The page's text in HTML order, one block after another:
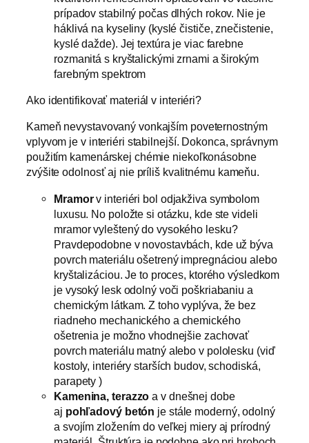
prípadov stabilný počas dlhých rokov. Nie je
háklivá na kyseliny (kyslé čističe, znečistenie,
kyslé dažde). Jej textúra je viac farebne
rozmanitá s kryštalickými zrnami a širokým
farebným spektrom
Ako identifikovať materiál v interiéri?
Kameň nevystavovaný vonkajším poveternostným
vplyvom je v interiéri stabilnejší. Dokonca, správnym
použitím kamenárskej chémie niekoľkonásobne
zvýšite odolnosť aj nie príliš kvalitnému kameňu.
Mramorv interiéri bol odjakživa symbolom
luxusu. No položte si otázku, kde ste videli
mramor vyleštený do vysokého lesku?
Pravdepodobne v novostavbách, kde už býva
povrch materiálu ošetrený impregnáciou alebo
kryštalizáciou. Je to proces, ktorého výsledkom
je vysoký lesk odolný voči poškriabaniu a
chemickým látkam. Z toho vyplýva, že bez
riadneho mechanického a chemického
ošetrenia je možno vhodnejšie zachovať
povrch materiálu matný alebo v pololesku (viď
kostoly, interiéry starších budov, schodiská,
parapety )
Kamenina, terazzo a v dnešnej dobe
aj pohľadový betón je stále moderný, odolný
a svojím zložením do veľkej miery aj prírodný